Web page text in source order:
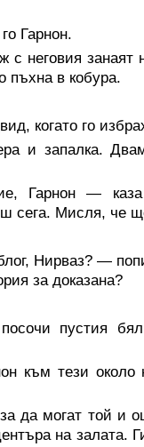
Гарнон.
неговия занаят
пъхна в кобура.
когато го
и запалка.
Гарнон —
сега. Мисля, че
Нирваз? —
за доказана?
пустия
към тези
да могат той и
на залата.